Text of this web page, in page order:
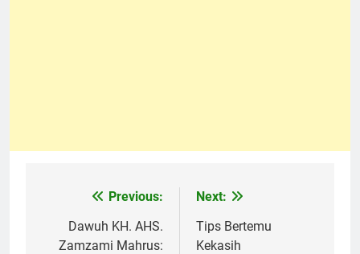
Navigasi
pos
Previous:
Dawuh KH. AHS.
Zamzami Mahrus:
Next:
Tips Bertemu
Kekasih